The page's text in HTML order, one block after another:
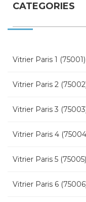
CATEGORIES
Vitrier Paris 1 (75001)
Vitrier Paris 2
Vitrier Paris 3
Vitrier Paris 4
Vitrier Paris 5 (75005)
Vitrier Paris 6